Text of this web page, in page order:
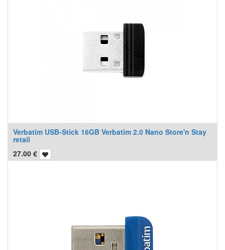
Verbatim USB-Stick 16GB Verbatim 2.0 Nano Store'n Stay
retail
27.00 €